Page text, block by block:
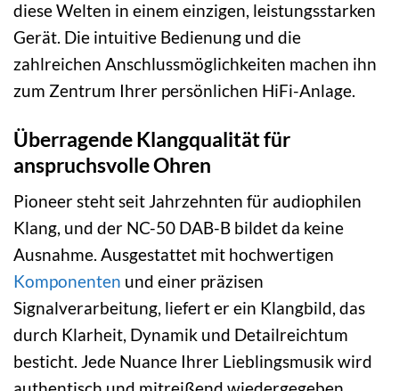
diese Welten in einem einzigen, leistungsstarken
Gerät. Die intuitive Bedienung und die
zahlreichen Anschlussmöglichkeiten machen ihn
zum Zentrum Ihrer persönlichen HiFi-Anlage.
Überragende Klangqualität für
anspruchsvolle Ohren
Pioneer steht seit Jahrzehnten für audiophilen
Klang, und der NC-50 DAB-B bildet da keine
Ausnahme. Ausgestattet mit hochwertigen
Komponenten und einer präzisen
Signalverarbeitung, liefert er ein Klangbild, das
durch Klarheit, Dynamik und Detailreichtum
besticht. Jede Nuance Ihrer Lieblingsmusik wird